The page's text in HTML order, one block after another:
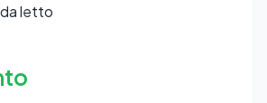
letto